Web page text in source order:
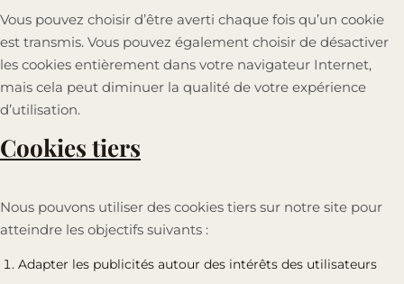
Vous pouvez choisir d’être averti chaque fois qu’un cookie
est transmis. Vous pouvez également choisir de désactiver
les cookies entièrement dans votre navigateur Internet,
mais cela peut diminuer la qualité de votre expérience
d’utilisation.
Cookies tiers
Nous pouvons utiliser des cookies tiers sur notre site pour
atteindre les objectifs suivants :
Adapter les publicités autour des intérêts des utilisateurs